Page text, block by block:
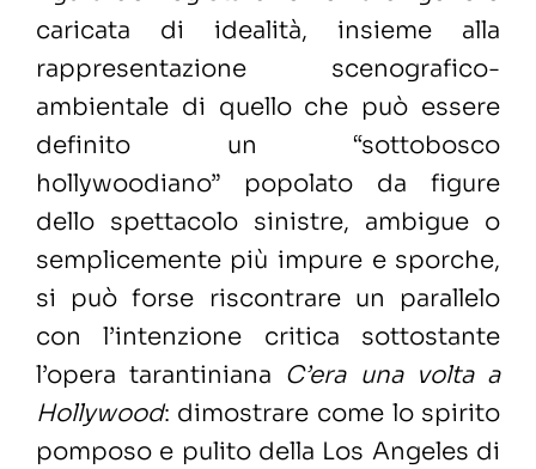
caricata di idealità, insieme alla
rappresentazione scenografico-
ambientale di quello che può essere
definito un “sottobosco
hollywoodiano” popolato da figure
dello spettacolo sinistre, ambigue o
semplicemente più impure e sporche,
si può forse riscontrare un parallelo
con l’intenzione critica sottostante
l’opera tarantiniana C’era una volta a
Hollywood: dimostrare come lo spirito
pomposo e pulito della Los Angeles di